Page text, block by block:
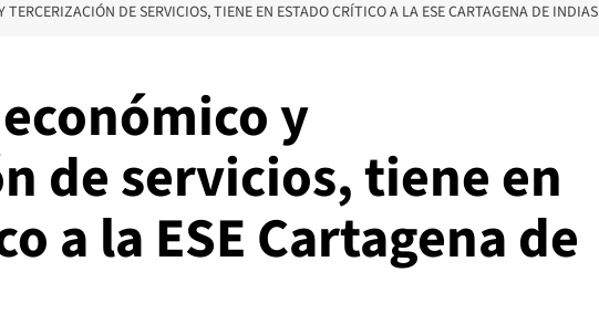
TERCERIZACIÓN DE SERVICIOS, TIENE EN ESTADO CRÍTICO A LA ESE CARTAGENA DE INDIAS
y
de servicios, tiene en
a la ESE Cartagena de